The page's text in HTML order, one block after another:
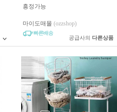
흥정가능
마이도매몰 (ozzshop)
빠른배송
공급사의 다른상품